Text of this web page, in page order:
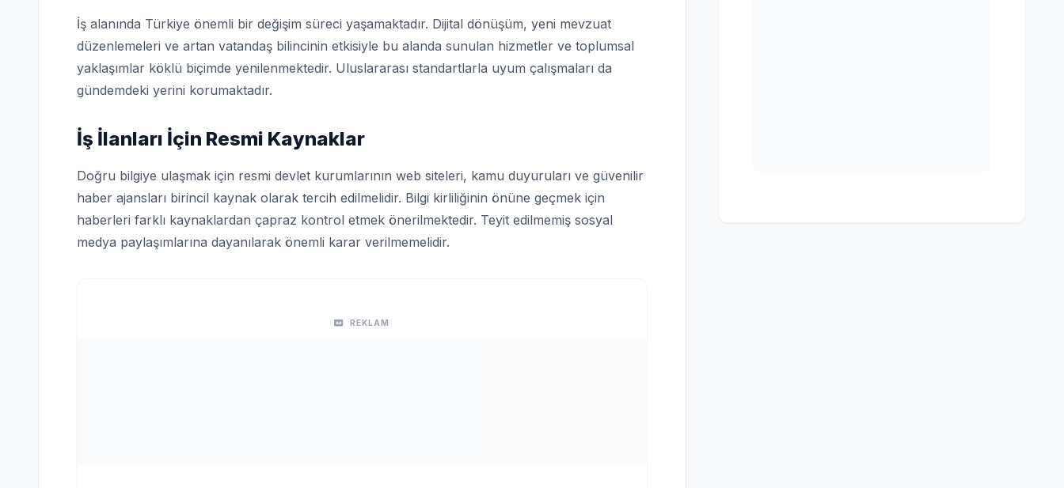
İş alanında Türkiye önemli bir değişim süreci yaşamaktadır. Dijital dönüşüm, yeni mevzuat
düzenlemeleri ve artan vatandaş bilincinin etkisiyle bu alanda sunulan hizmetler ve toplumsal
yaklaşımlar köklü biçimde yenilenmektedir. Uluslararası standartlarla uyum çalışmaları da
gündemdeki yerini korumaktadır.
İş İlanları İçin Resmi Kaynaklar
Doğru bilgiye ulaşmak için resmi devlet kurumlarının web siteleri, kamu duyuruları ve güvenilir
haber ajansları birincil kaynak olarak tercih edilmelidir. Bilgi kirliliğinin önüne geçmek için
haberleri farklı kaynaklardan çapraz kontrol etmek önerilmektedir. Teyit edilmemiş sosyal
medya paylaşımlarına dayanılarak önemli karar verilmemelidir.
REKLAM